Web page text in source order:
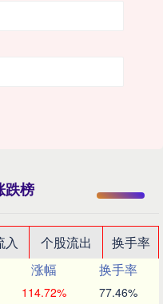
跌榜
入 个股流出
换手率
涨幅
换手率
114.72% 77.46%